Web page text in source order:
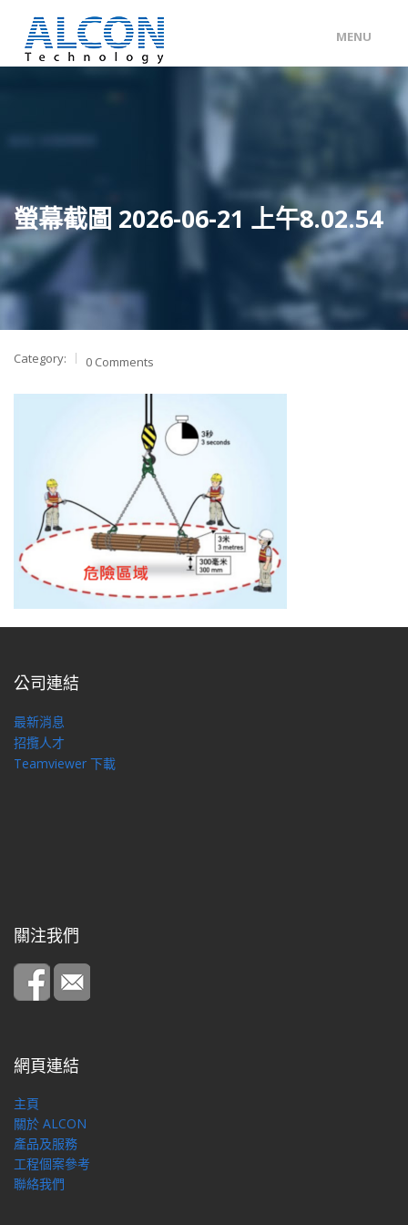
MENU
ENG / 中文
產品及服務
工程個案
聯絡我們
螢幕截圖 2026-06-21 上午8.02.54
Category: 0 Comments
公司連結
最新消息
招攬人才
Teamviewer 下載
關注我們
網頁連結
主頁
關於 ALCON
產品及服務
工程個案參考
聯絡我們